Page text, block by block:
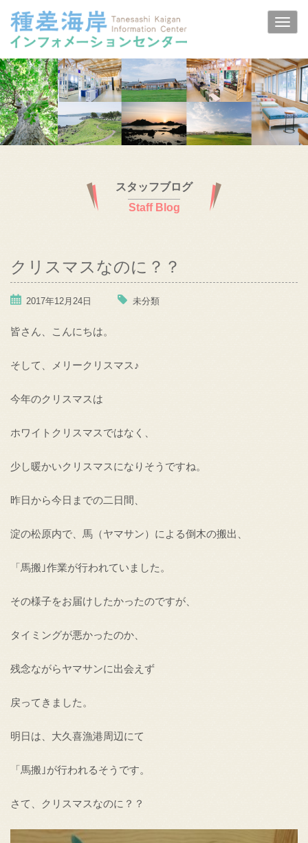
スタッフブログ
Staff Blog
クリスマスなのに？？
2017年12月24日 未分類
皆さん、こんにちは。
そして、メリークリスマス♪
今年のクリスマスは
ホワイトクリスマスではなく、
少し暖かいクリスマスになりそうですね。
昨日から今日までの二日間、
淀の松原内で、馬（ヤマサン）による倒木の搬出、
「馬搬｣作業が行われていました。
その様子をお届けしたかったのですが、
タイミングが悪かったのか、
残念ながらヤマサンに出会えず
戻ってきました。
明日は、大久喜漁港周辺にて
「馬搬｣が行われるそうです。
さて、クリスマスなのに？？